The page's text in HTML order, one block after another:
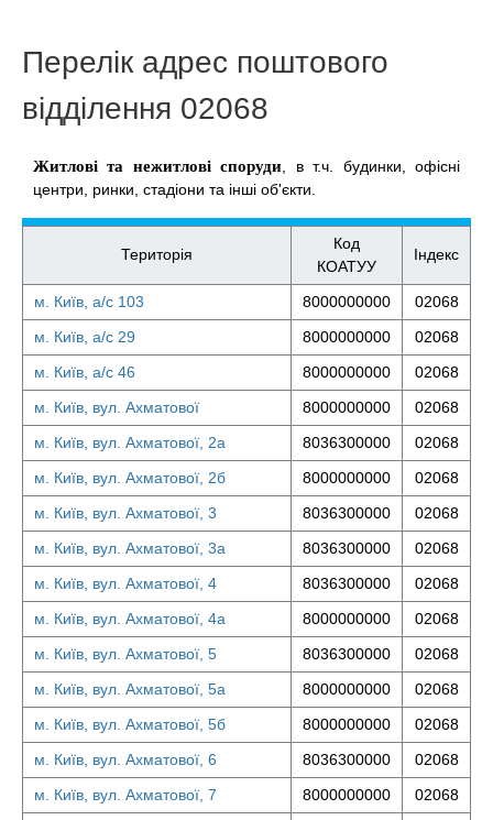
Перелік адрес поштового
відділення 02068
Житлові та нежитлові споруди , в т.ч. будинки, офісні
центри, ринки, стадіони та інші об'єкти.
Територія
Код
КОАТУУ
Індекс
м. Київ, а/с 103 8000000000
02068
м. Київ, а/с 29
8000000000
02068
м. Київ, а/с 46
8000000000
02068
м. Київ, вул. Ахматової
8000000000
02068
м. Київ, вул. Ахматової, 2а
8036300000
02068
м. Київ, вул. Ахматової, 2б
8000000000
02068
м. Київ, вул. Ахматової, 3
8036300000
02068
м. Київ, вул. Ахматової, 3а
8036300000
02068
м. Київ, вул. Ахматової, 4
8036300000
02068
м. Київ, вул. Ахматової, 4а
8000000000
02068
м. Київ, вул. Ахматової, 5
8036300000
02068
м. Київ, вул. Ахматової, 5а
8000000000
02068
м. Київ, вул. Ахматової, 5б
8000000000
02068
м. Київ, вул. Ахматової, 6
8036300000
02068
м. Київ, вул. Ахматової, 7
8000000000
02068